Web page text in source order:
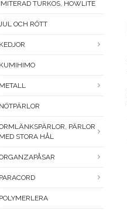
IMITERAD TURKOS, HOWLITE
OCH RÖTT
KEDJOR
KUMIHIMO
METALL
NÖTPÄRLOR
PÄRLOR
MED STORA HÅL
PARACORD
POLYMERLERA